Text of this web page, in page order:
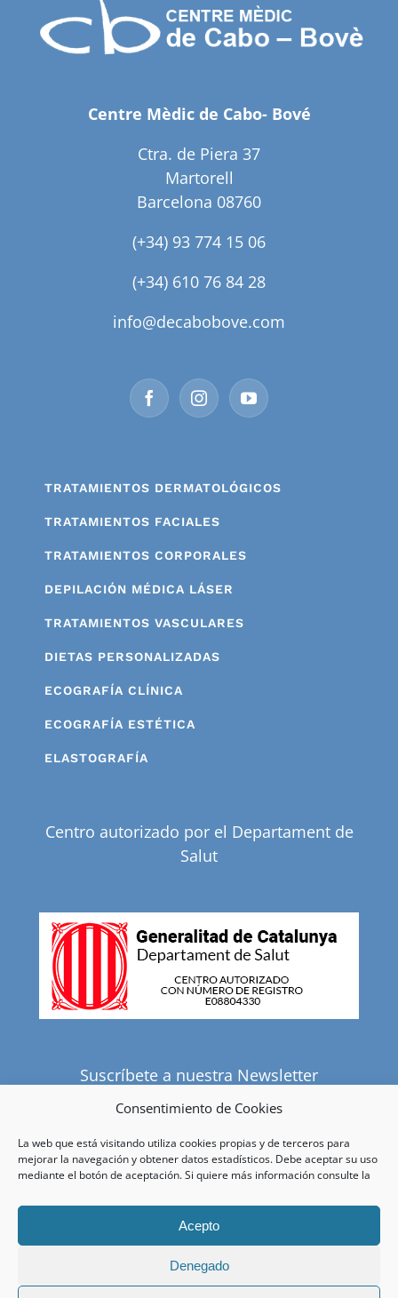
Consentimiento de Cookies
La web que está visitando utiliza cookies propias y de terceros para
mejorar la navegación y obtener datos estadísticos. Debe aceptar su uso
mediante el botón de aceptación. Si quiere más información consulte la
Acepto
Denegado
Centre Mèdic de Cabo- Bové
Ctra. de Piera 37
Martorell
Barcelona 08760
(+34) 93 774 15 06
(+34) 610 76 84 28
info@decabobove.com
TRATAMIENTOS DERMATOLÓGICOS
TRATAMIENTOS FACIALES
TRATAMIENTOS CORPORALES
DEPILACIÓN MÉDICA LÁSER
TRATAMIENTOS VASCULARES
DIETAS PERSONALIZADAS
ECOGRAFÍA CLÍNICA
ECOGRAFÍA ESTÉTICA
ELASTOGRAFÍA
Centro autorizado por el Departament de
Salut
Suscríbete a nuestra Newsletter
He leído y acepto la política de privacidad.